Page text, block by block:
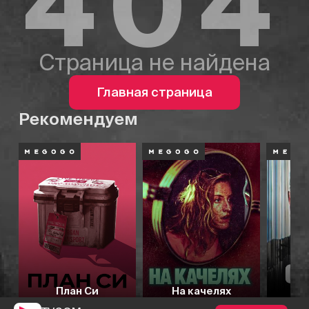
Страница не найдена
Главная страница
Рекомендуем
План Си На качелях